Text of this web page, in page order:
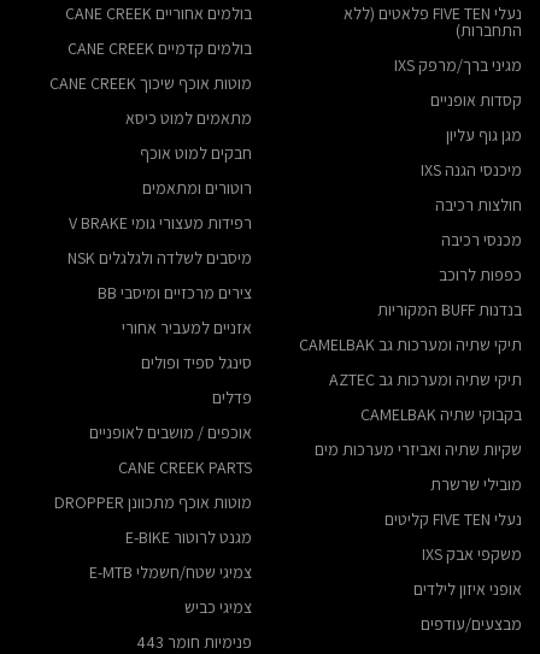
נעלי FIVE TEN פלאטים (ללא
התחברות)
מגיני ברך/מרפק IXS
קסדות אופניים
מגן גוף עליון
מיכנסי הגנה IXS
חולצות רכיבה
מכנסי רכיבה
כפפות לרוכב
בנדנות BUFF המקוריות
תיקי שתיה ומערכות גב CAMELBAK
תיקי שתיה ומערכות גב AZTEC
בקבוקי שתיה CAMELBAK
שקיות שתיה ואביזרי מערכות מים
מובילי שרשרת
נעלי FIVE TEN קליטים
משקפי אבק IXS
אופני איזון לילדים
מבצעים/עודפים
בולמים אחוריים CANE CREEK
בולמים קדמיים CANE CREEK
מוטות אוכף שיכוך CANE CREEK
מתאמים למוט כיסא
חבקים למוט אוכף
רוטורים ומתאמים
רפידות מעצורי גומי V BRAKE
מיסבים לשלדה ולגלגלים NSK
צירים מרכזיים ומיסבי BB
אזניים למעביר אחורי
סינגל ספיד ופולים
פדלים
אוכפים / מושבים לאופניים
CANE CREEK PARTS
מוטות אוכף מתכוונן DROPPER
מגנט לרוטור E-BIKE
צמיגי שטח/חשמלי E-MTB
צמיגי כביש
פנימיות חומר 443